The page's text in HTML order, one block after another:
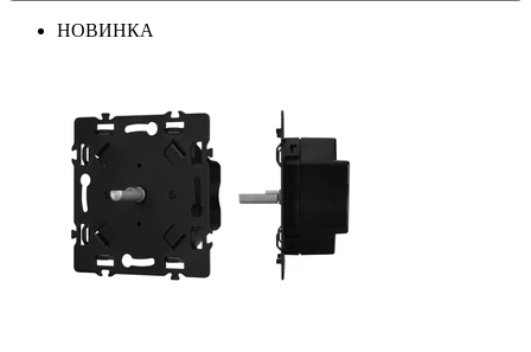
НОВИНКА